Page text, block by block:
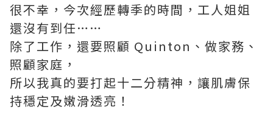
很不幸，今次經歷轉季的時間，工人姐姐
還沒有到任……
除了工作，還要照顧 Quinton、做家務、
照顧家庭，
所以我真的要打起十二分精神，讓肌膚保
持穩定及嫩滑透亮！